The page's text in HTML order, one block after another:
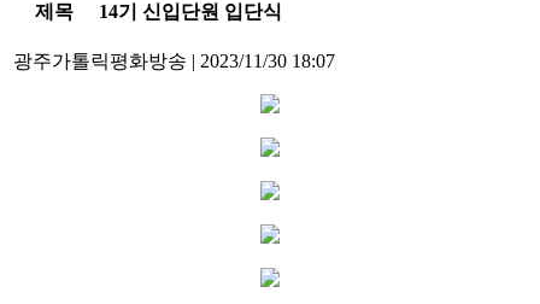
제목
14기 신입단원 입단식
광주가톨릭평화방송 | 2023/11/30 18:07